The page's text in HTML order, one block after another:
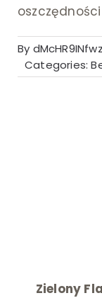
By
Categories:
Zielony